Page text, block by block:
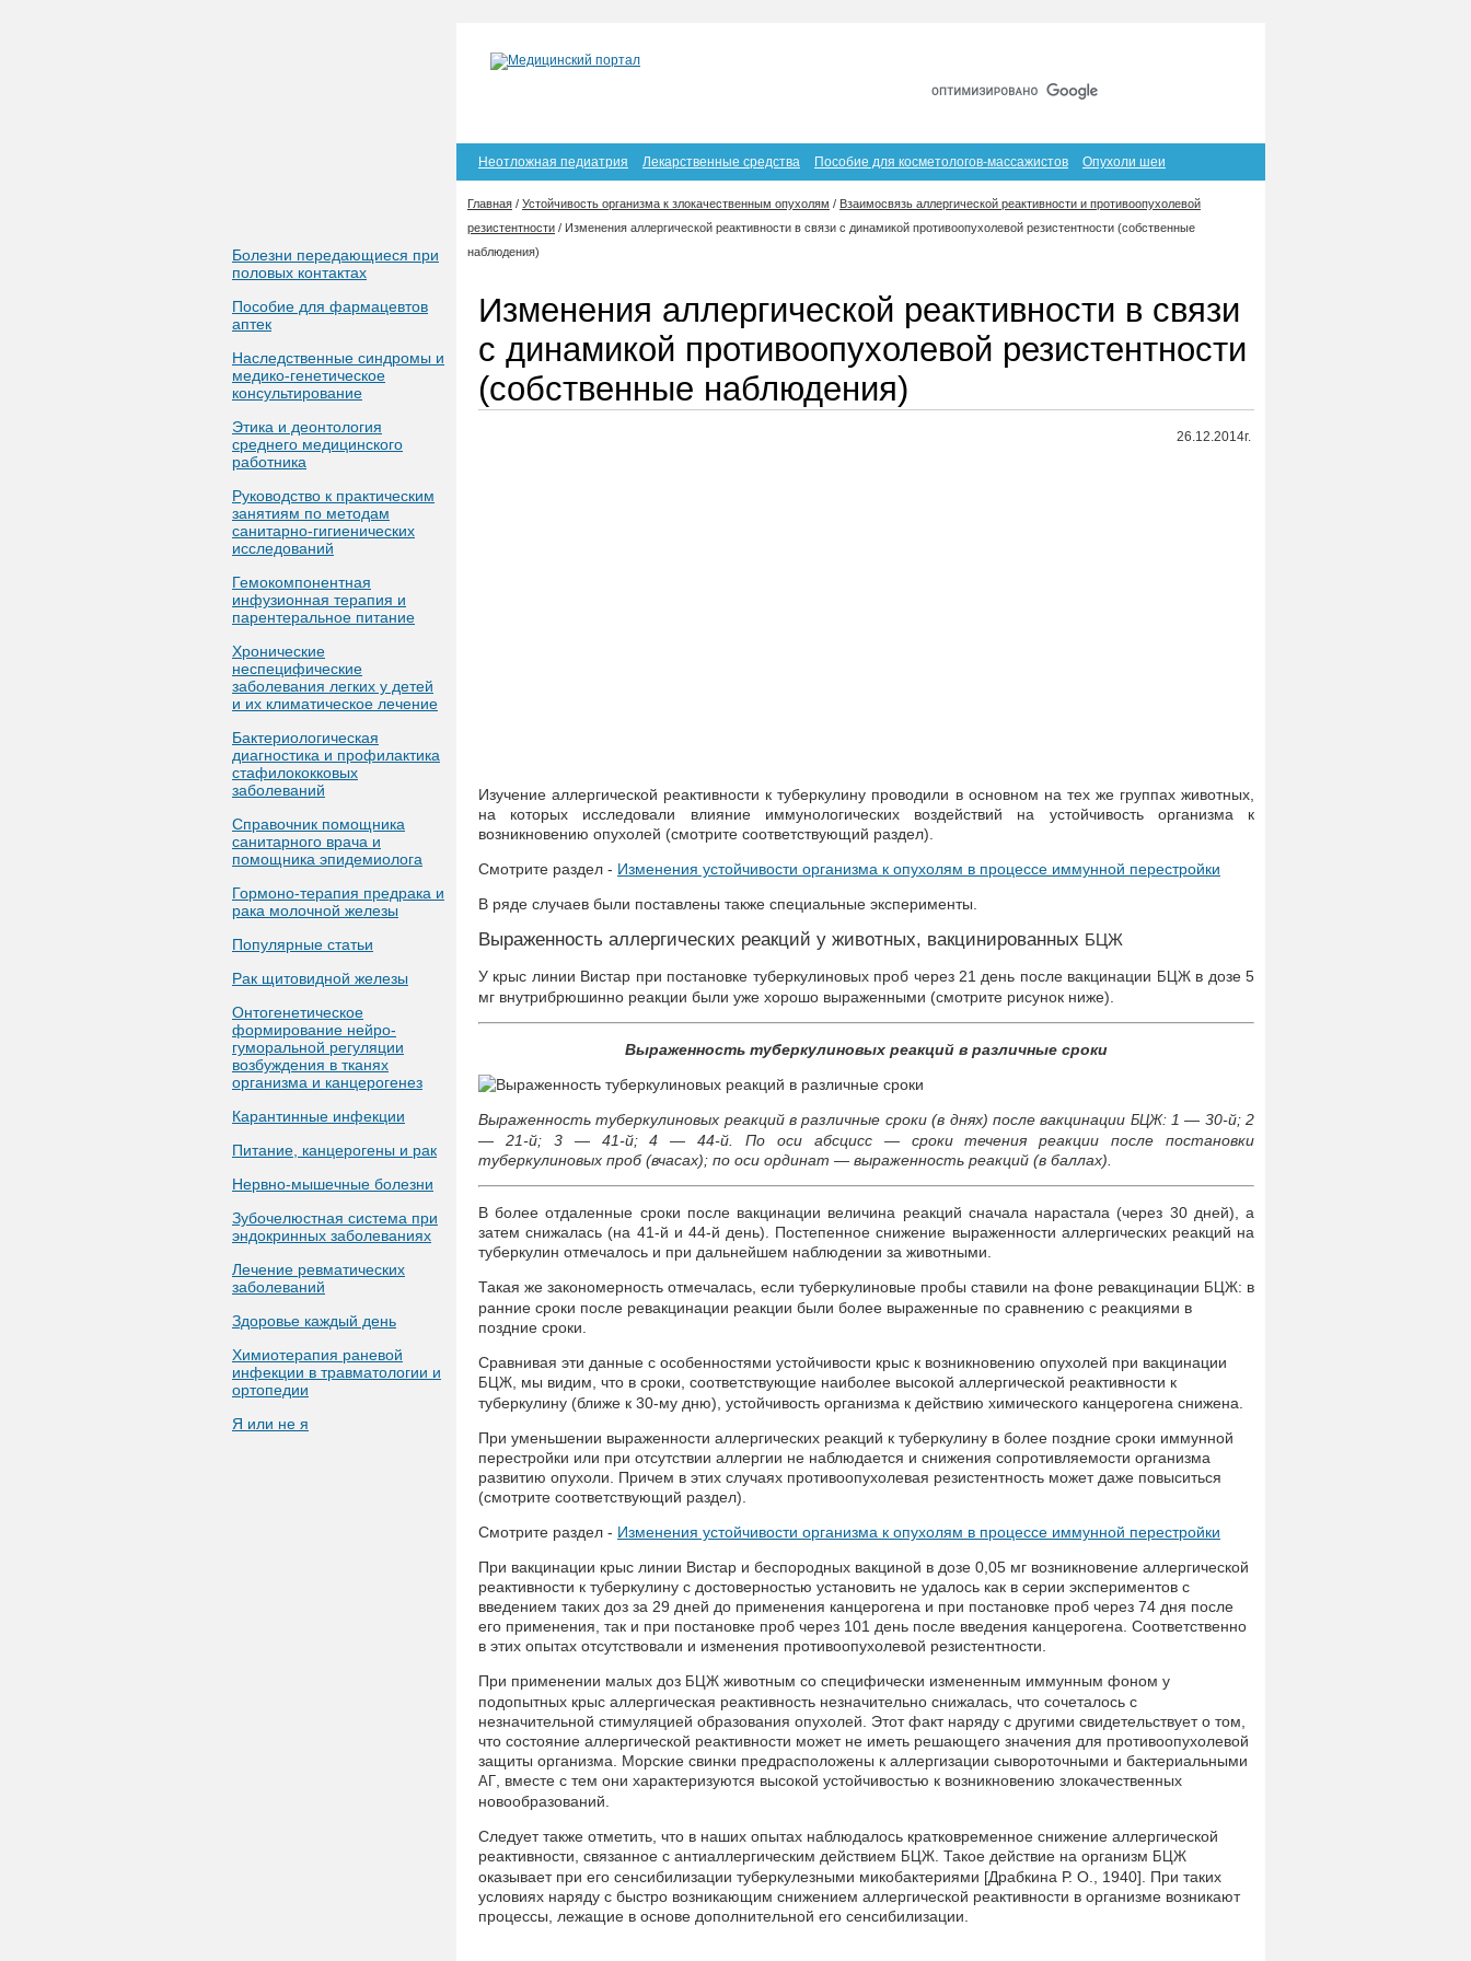
Болезни передающиеся при
половых контактах
Пособие для фармацевтов
аптек
Наследственные синдромы и
медико-генетическое
консультирование
Этика и деонтология
среднего медицинского
работника
Руководство к практическим
занятиям по методам
санитарно-гигиенических
исследований
Гемокомпонентная
инфузионная терапия и
парентеральное питание
Хронические
неспецифические
заболевания легких у детей
и их климатическое лечение
Бактериологическая
диагностика и профилактика
стафилококковых
заболеваний
Справочник помощника
санитарного врача и
помощника эпидемиолога
Гормоно-терапия предрака и
рака молочной железы
Популярные статьи
Рак щитовидной железы
Онтогенетическое
формирование нейро-
гуморальной регуляции
возбуждения в тканях
организма и канцерогенез
Карантинные инфекции
Питание, канцерогены и рак
Нервно-мышечные болезни
Зубочелюстная система при
эндокринных заболеваниях
Лечение ревматических
заболеваний
Здоровье каждый день
Химиотерапия раневой
инфекции в травматологии и
ортопедии
Я или не я
Неотложная педиатрия Лекарственные средства Пособие для косметологов-массажистов Опухоли шеи
Главная / Устойчивость организма к злокачественным опухолям / Взаимосвязь аллергической реактивности и противоопухолевой
резистентности / Изменения аллергической реактивности в связи с динамикой противоопухолевой резистентности (собственные
наблюдения)
Изменения аллергической реактивности в связи
с динамикой противоопухолевой резистентности
(собственные наблюдения)
26.12.2014г.
Изучение аллергической реактивности к туберкулину проводили в основном на тех же группах животных,
на которых исследовали влияние иммунологических воздействий на устойчивость организма к
возникновению опухолей (смотрите соответствующий раздел).
Смотрите раздел - Изменения устойчивости организма к опухолям в процессе иммунной перестройки
В ряде случаев были поставлены также специальные эксперименты.
Выраженность аллергических реакций у животных, вакцинированных БЦЖ
У крыс линии Вистар при постановке туберкулиновых проб через 21 день после вакцинации БЦЖв дозе 5
мг внутрибрюшинно реакции были уже хорошо выраженными (смотрите рисунок ниже).
Выраженность туберкулиновых реакций в различные сроки
Выраженность туберкулиновых реакций в различные сроки (в днях) после вакцинации БЦЖ: 1 — 30-й; 2
— 21-й; 3 — 41-й; 4 — 44-й. По оси абсцисс — сроки течения реакции после постановки
туберкулиновых проб (вчасах); по оси ординат — выраженность реакций (в баллах).
В более отдаленные сроки после вакцинации величина реакций сначала нарастала (через 30 дней), а
затем снижалась (на 41-й и 44-й день). Постепенное снижение выраженности аллергических реакций на
туберкулин отмечалось и при дальнейшем наблюдении за животными.
Такая же закономерность отмечалась, если туберкулиновые пробы ставили на фоне ревакцинации БЦЖ: в
ранние сроки после ревакцинации реакции были более выраженные по сравнению с реакциями в
поздние сроки.
Сравнивая эти данные с особенностями устойчивости крыс к возникновению опухолей при вакцинации
БЦЖ , мы видим, что в сроки, соответствующие наиболее высокой аллергической реактивности к
туберкулину (ближе к 30-му дню), устойчивость организма к действию химического канцерогена снижена.
При уменьшении выраженности аллергических реакций к туберкулину в более поздние сроки иммунной
перестройки или при отсутствии аллергии не наблюдается и снижения сопротивляемости организма
развитию опухоли. Причем в этих случаях противоопухолевая резистентность может даже повыситься
(смотрите соответствующий раздел).
Смотрите раздел - Изменения устойчивости организма к опухолям в процессе иммунной перестройки
При вакцинации крыс линии Вистар и беспородных вакциной в дозе 0,05 мг возникновение аллергической
реактивности к туберкулину с достоверностью установить не удалось как в серии экспериментов с
введением таких доз за 29 дней до применения канцерогена и при постановке проб через 74 дня после
его применения, так и при постановке проб через 101 день после введения канцерогена. Соответственно
в этих опытах отсутствовали и изменения противоопухолевой резистентности.
При применении малых доз БЦЖ животным со специфически измененным иммунным фоном у
подопытных крыс аллергическая реактивность незначительно снижалась, что сочеталось с
незначительной стимуляцией образования опухолей. Этот факт наряду с другими свидетельствует о том,
что состояние аллергической реактивности может не иметь решающего значения для противоопухолевой
защиты организма. Морские свинки предрасположены к аллергизации сывороточными и бактериальными
АГ
, вместе с тем они характеризуются высокой устойчивостью к возникновению злокачественных
новообразований.
Следует также отметить, что в наших опытах наблюдалось кратковременное снижение аллергической
реактивности, связанное с антиаллергическим действием БЦЖ . Такое действие на организм БЦЖ
оказывает при его сенсибилизации туберкулезными микобактериями [Драбкина Р. О., 1940]. При таких
условиях наряду с быстро возникающим снижением аллергической реактивности в организме возникают
процессы, лежащие в основе дополнительной его сенсибилизации.